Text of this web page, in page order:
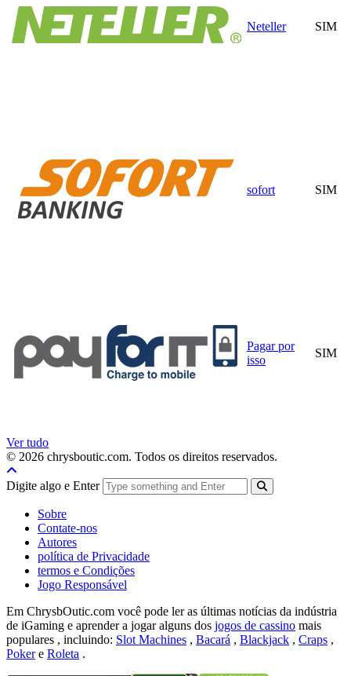
Neteller SIM
sofort SIM
Pagar por
isso
SIM
Ver tudo
© 2026 chrysboutic.com. Todos os direitos reservados.
Digite algo e Enter
Sobre
Contate-nos
Autores
política de Privacidade
termos e Condições
Jogo Responsável
Em ChrysbOutic.com você pode ler as últimas notícias da indústria
de iGaming e aprender a jogar alguns dos jogos de cassino mais
populares , incluindo: Slot Machines , Bacará , Blackjack , Craps ,
Pokere Roleta .